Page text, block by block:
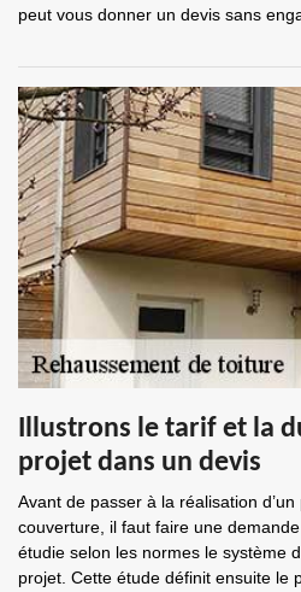
peut vous donner un devis sans
Illustrons le tarif et la
projet dans un devis
Avant de passer à la réalisation
couverture, il faut faire une
étudie selon les normes le système
projet. Cette étude définit ensuite le